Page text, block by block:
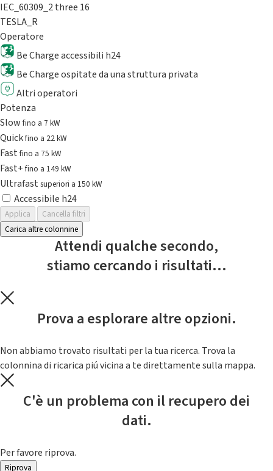
IEC_60309_2 three 16
TESLA_R
Operatore
Be Charge accessibili h24
Be Charge ospitate da una struttura privata
Altri operatori
Potenza
Slowfino a 7 kW
Quickfino a 22 kW
Fastfino a 75 kW
Fast+fino a 149 kW
Ultrafast superiori a 150 kW
Accessibile h24
Applica
Cancella filtri
Carica altre colonnine
Attendi qualche secondo,
stiamo cercando i risultati...
Prova a esplorare altre opzioni.
Non abbiamo trovato risultati per la tua ricerca. Trova la
colonnina di ricarica piú vicina a te direttamente sulla mappa.
C'è un problema con il recupero dei
dati.
Per favore riprova.
Riprova